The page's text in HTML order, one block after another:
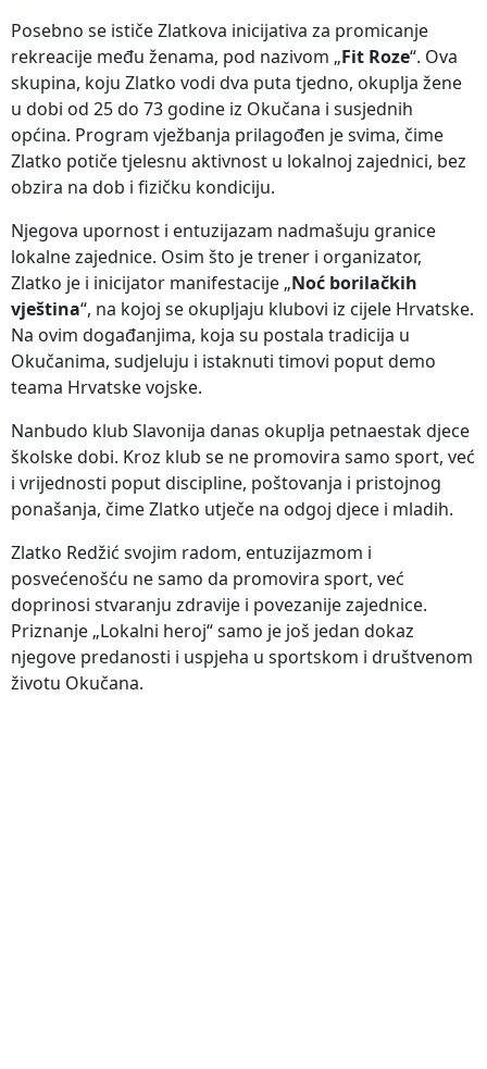
Posebno se ističe Zlatkova inicijativa za promicanje
rekreacije među ženama, pod nazivom „Fit Roze“. Ova
skupina, koju Zlatko vodi dva puta tjedno, okuplja žene
u dobi od 25 do 73 godine iz Okučana i susjednih
općina. Program vježbanja prilagođen je svima, čime
Zlatko potiče tjelesnu aktivnost u lokalnoj zajednici, bez
obzira na dob i fizičku kondiciju.
Njegova upornost i entuzijazam nadmašuju granice
lokalne zajednice. Osim što je trener i organizator,
Zlatko je i inicijator manifestacije „Noć borilačkih
vještina“, na kojoj se okupljaju klubovi iz cijele Hrvatske.
Na ovim događanjima, koja su postala tradicija u
Okučanima, sudjeluju i istaknuti timovi poput demo
teama Hrvatske vojske.
Nanbudo klub Slavonija danas okuplja petnaestak djece
školske dobi. Kroz klub se ne promovira samo sport, već
i vrijednosti poput discipline, poštovanja i pristojnog
ponašanja, čime Zlatko utječe na odgoj djece i mladih.
Zlatko Redžić svojim radom, entuzijazmom i
posvećenošću ne samo da promovira sport, već
doprinosi stvaranju zdravije i povezanije zajednice.
Priznanje „Lokalni heroj“ samo je još jedan dokaz
njegove predanosti i uspjeha u sportskom i društvenom
životu Okučana.